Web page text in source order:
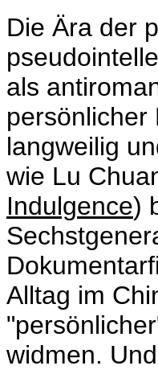
Die Ära der
als
persönlicher
langweilig
wie Lu
Indulgence)
Alltag im
widmen.